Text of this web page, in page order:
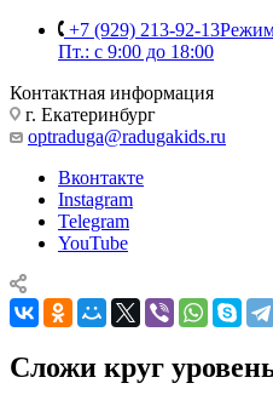
+7 (929) 213-92-13
Пт.: с 9:00 до 18:00
Контактная информация
г. Екатеринбург
optraduga@radugakids.ru
Вконтакте
Instagram
Telegram
YouTube
Сложи круг